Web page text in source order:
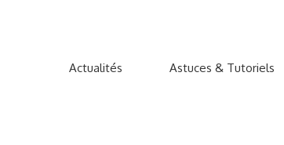
Actualités Astuces & Tutoriels